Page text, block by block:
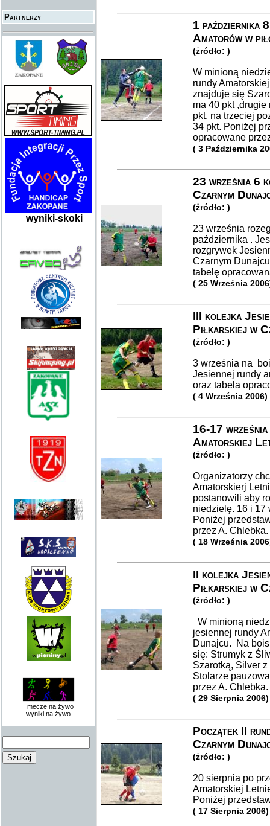
Partnerzy
wyniki-skoki
mecze na żywo
wyniki na żywo
1 października
Amatorów w
(żródło: )
W minioną
rundy
znajduje się
ma 40 pkt
pkt, na trzeciej
34 pkt. Poniżęj
opracowane
( 3 Października
23 września 6
Czarnym
(żródło: )
23 września
października .
rozgrywek
Czarnym
tabelę
( 25 Września
III kolejka
Piłkarskiej w
(żródło: )
3 września na
Jesiennej rundy
oraz tabela
( 4 Września 2006)
16-17
Amatorskiej
(żródło: )
Organizatorzy
Amatorskierj
postanowili aby
niedzielę. 16 i 17
Poniżej
przez A. Chlebka.
( 18 Września
II kolejka
Piłkarskiej w
(żródło: )
W minioną
jesiennej rundy
Dunajcu. Na
się: Strumyk z
Szarotką, Silver z
Stolarze
przez A.
( 29 Sierpnia 2006)
Początek II
Czarnym
(żródło: )
20 sierpnia po
Amatorskiej
Poniżej
( 17 Sierpnia 2006)